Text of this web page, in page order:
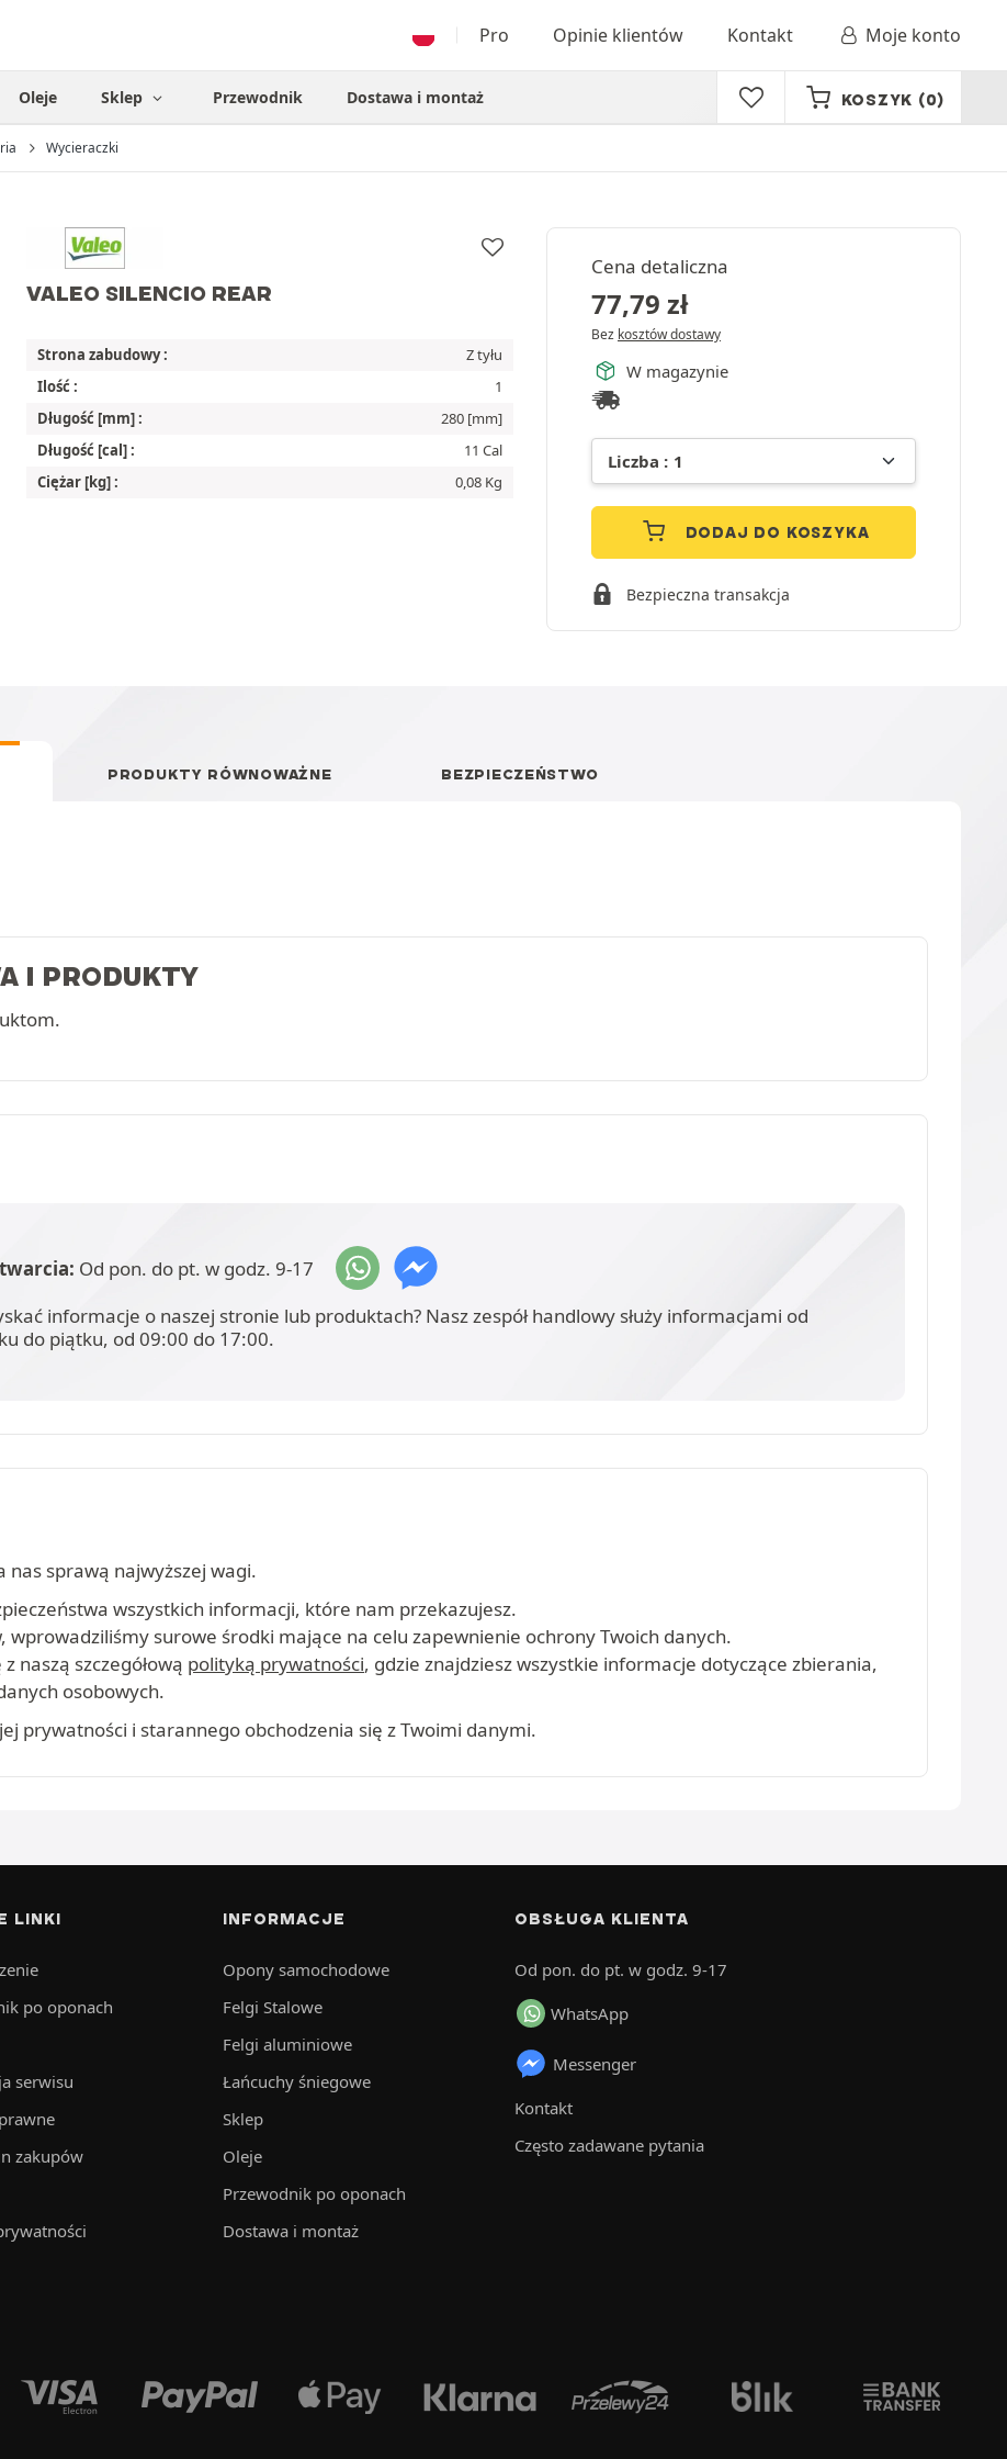
Pro Opinie klientów Kontakt Moje konto
Oleje Sklep Przewodnik Dostawa i montaż KOSZYK (0)
Wycieraczki
VALEO SILENCIO REAR
Cena detaliczna
77,79 zł
Bez kosztów dostawy
W magazynie
DODAJ DO KOSZYKA
Bezpieczna transakcja
Strona zabudowy :
Z tyłu
Ilość :
1
Długość [mm] :
280 [mm]
Długość [cal] :
11 Cal
Ciężar [kg] :
0,08 Kg
PRODUKTY RÓWNOWAŻNE BEZPIECZEŃSTWO
I PRODUKTY
Od pon. do pt. w godz. 9-17
informacje o naszej stronie lub produktach? Nasz zespół handlowy służy informacjami od
do piątku, od 09:00 do 17:00.
nas sprawą najwyższej wagi.
wszystkich informacji, które nam przekazujesz.
wprowadziliśmy surowe środki mające na celu zapewnienie ochrony Twoich danych.
naszą szczegółową polityką prywatności, gdzie znajdziesz wszystkie informacje dotyczące zbierania,
osobowych.
prywatności i starannego obchodzenia się z Twoimi danymi.
LINKI
po oponach
serwisu
zakupów
INFORMACJE
Opony samochodowe
Felgi Stalowe
Felgi aluminiowe
Łańcuchy śniegowe
Sklep
Oleje
Przewodnik po oponach
Dostawa i montaż
OBSŁUGA KLIENTA
Od pon. do pt. w godz. 9-17
WhatsApp
Messenger
Kontakt
Często zadawane pytania